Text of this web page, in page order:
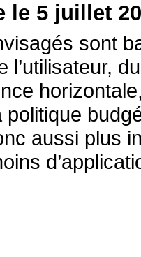
le 5 juillet
sont
l’utilisateur,
aussi plus